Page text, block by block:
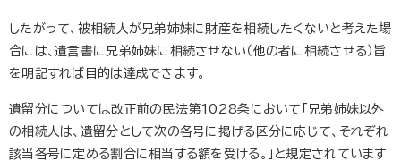
したがって、被相続人が兄弟姉妹に財産を相続したくないと考えた場
合には、遺言書に兄弟姉妹に相続させない（他の者に相続させる）旨
を明記すれば目的は達成できます。
遺留分については改正前の民法第1028条において「兄弟姉妹以外
の相続人は、遺留分として次の各号に掲げる区分に応じて、それぞれ
該当各号に定める割合に相当する額を受ける。」と規定されています